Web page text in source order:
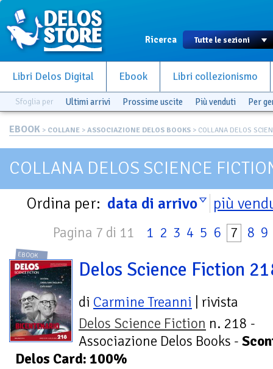
Ricerca
Libri Delos Digital Ebook Libri collezionismo
Sfoglia per Ultimi arrivi Prossime uscite Più venduti Per
EBOOK > COLLANE > ASSOCIAZIONE DELOS BOOKS > COLLANA DELOS
COLLANA DELOS SCIENCE
Ordina per: data di arrivo più
Pagina 7 di 11 1 2 3 4 5 6 7 8 9
EBOOK
Delos Science Fiction
di Carmine Treanni | rivista
Delos Science Fiction n. 218 -
Associazione Delos Books -
Delos Card: 100%